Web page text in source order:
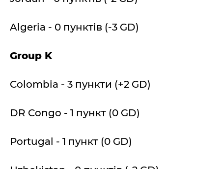
Algeria - 0 пунктів (-3 GD)
Group K
Colombia - 3 пункти (+2 GD)
DR Congo - 1 пункт (0 GD)
Portugal - 1 пункт (0 GD)